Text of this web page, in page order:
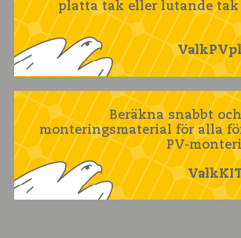
platta tak eller lutande tak
Beräkna snabbt
monteringsmaterial för alla
PV-